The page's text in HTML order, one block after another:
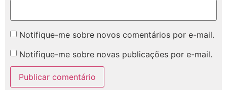
Notifique-me sobre novos comentários por e-mail.
Notifique-me sobre novas publicações por e-mail.